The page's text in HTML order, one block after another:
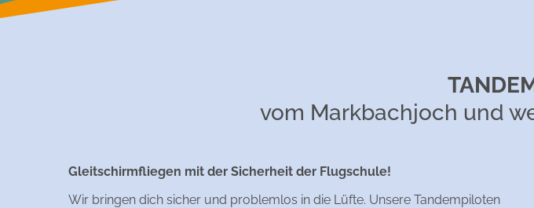
vom Markbachjoch und
Gleitschirmfliegen mit der Sicherheit der Flugschule!
Wir bringen dich sicher und problemlos in die Lüfte. Unsere Tandempiloten